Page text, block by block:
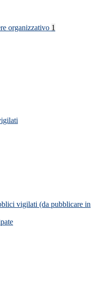
organizzativo 1
vigilati (da pubblicare in